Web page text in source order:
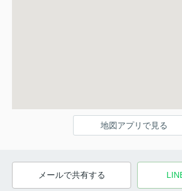
地図アプリで見る
メールで共有する